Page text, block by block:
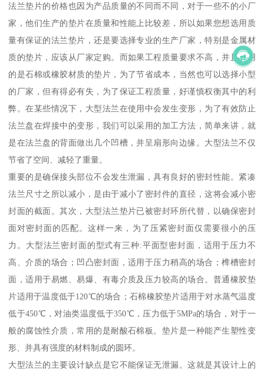
法兰垫片的价格也因为产品质量的不同而不同，对于一些不的小厂
家，他们生产的垫片在质量和性能上比较差，所以如果您想选用质
量有保证的法兰垫片，还是要选择专业的生产厂家，特别是金属材
质的垫片，应该从厂家定购。而如果工程质量要求不高，并且使用
的是石棉或橡胶材质的垫片，为了节省成本，当然也可以选择小型
的厂家，但有得必有失，为了保证工程质量，好谨慎权衡其中的利
弊。在某些情况下，大型法兰在使用中会发生变形，为了有效防止
法兰盘在焊接中的变形，我们可以采用的加工方法，简单来讲，就
是在法兰盘的背面做出几个凹槽，并呈扇形向边缘。大型法兰不仅
节省了空间、减轻了重量。
重要的是确保接头部位不会发生泄漏，具有良好的密封性能。紧凑
法兰尺寸之所以减小，是由于减小了密封件的直径，这将会减小密
封面的截面。其次，大型法兰垫片已被密封环所代替，以确保密封
面对密封面的匹配。这样一来，为了压紧密封面仅需要很小的压
力。大型法兰密封面的型式有三种:平面型密封面，适用于压力不
高、介质的场合；凹凸密封面，适用于压力稍高的场合；榫槽密封
面，适用于易燃、易爆、有毒介质及压力较高的场合。普通橡胶垫
片适用于温度低于120℃的场合；石棉橡胶垫片适用于对水蒸气温度
低于450℃，对油类温度低于350℃，压力低于5MPa的场合，对于一
般的腐蚀性介质，常用的是耐酸石棉板。垫片是一种能产生塑性变
形、并具有强度的材料制成的圆环。
大型法兰的主要设计缺点是它不能保证无泄漏。这就是其设计上的